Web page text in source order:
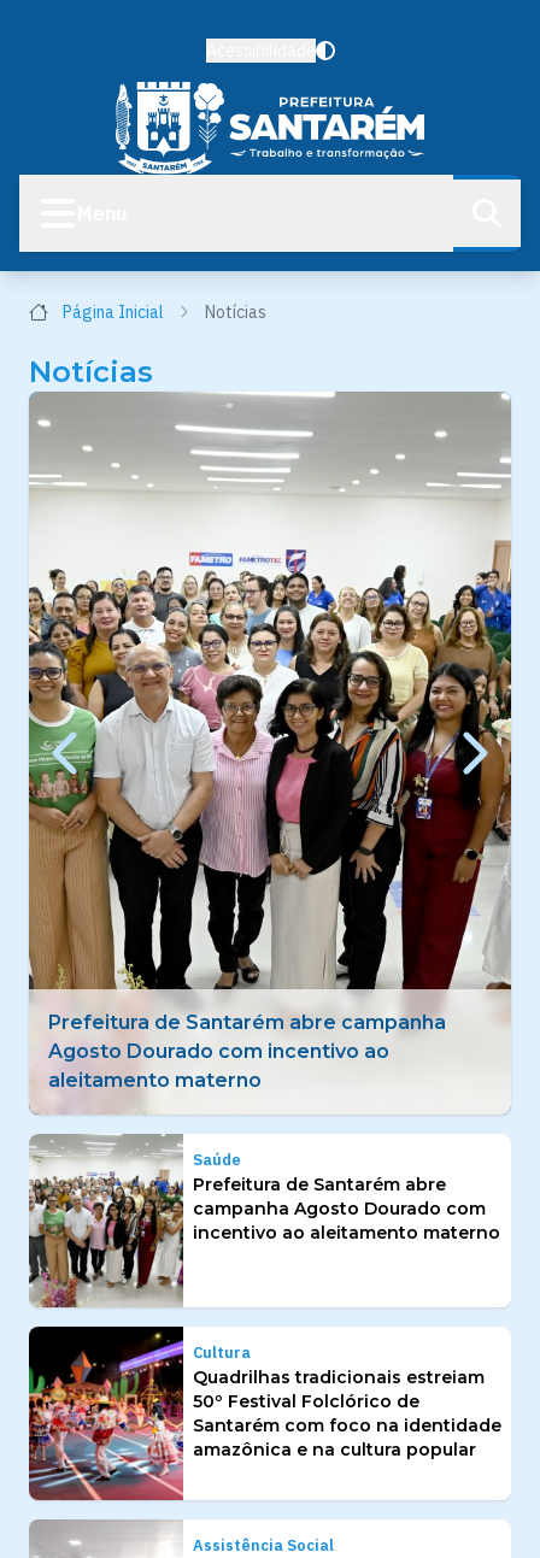
Página Inicial Notícias
Notícias
Quadrilhas tradicionais estreiam 50º Festival
Folclórico de Santarém com foco na
identidade amazônica e na cultura popular
Saúde
Prefeitura de Santarém abre
campanha Agosto Dourado com
incentivo ao aleitamento materno
Cultura
Quadrilhas tradicionais estreiam
50º Festival Folclórico de
Santarém com foco na identidade
amazônica e na cultura popular
Assistência Social